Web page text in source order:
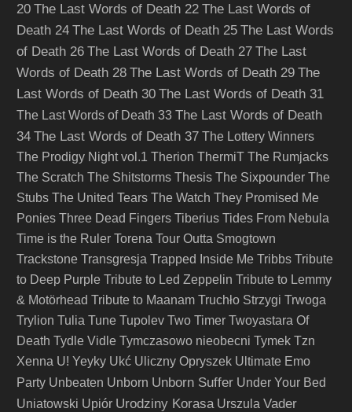
20 The Last Words of Death 22 The Last Words of
Death 24 The Last Words of Death 25 The Last Words
of Death 26 The Last Words of Death 27 The Last
Words of Death 28 The Last Words of Death 29 The
Last Words of Death 30 The Last Words of Death 31
The Last Words of Death 33 The Last Words of Death
34 The Last Words of Death 37 The Lottery Winners
The Prodigy Night vol.1 Therion ThermiT The Rumjacks
The Scratch The Shitstorms Thesis The Sixpounder The
Stubs The United Tears The Watch They Promised Me
Ponies Three Dead Fingers Tiberius Tides From Nebula
Time is the Ruler Torena Tour Outta Smogtown
Trackstone Transgresja Trapped Inside Me Tribbs Tribute
to Deep Purple Tribute to Led Zeppelin Tribute to Lemmy
& Motörhead Tribute to Maanam Truchło Strzygi Trwoga
Trylion Tulia Tune Tupolev Two Timer Twoyastara Of
Death Tydle Vidle Tymczasowo nieobecni Tymek Tzn
Xenna U! Yeyky Ukć Uliczny Opryszek Ultimate Emo
Party Unbeaten Unborn Unborn Suffer Under Your Bed
Uniatowski Upiór Urodziny Korasa Urszula Vader